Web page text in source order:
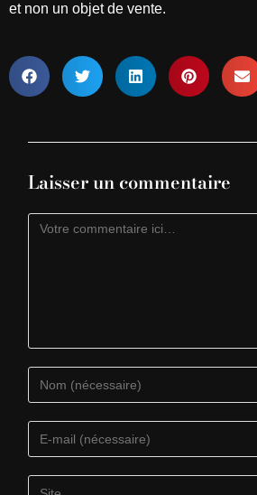
et non un objet de vente.
Laisser un commentaire